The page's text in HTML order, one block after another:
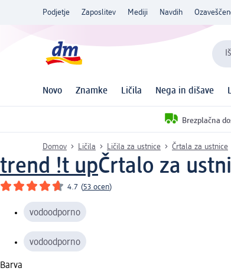
Podjetje Zaposlitev Mediji Navdih
Novo Znamke Ličila Nega in dišave
Brezplačna
Domov Ličila Ličila za ustnice Črtala za ustnice
trend !t upČrtalo za
4.7 (53 ocen)
vodoodporno
vodoodporno
Barva